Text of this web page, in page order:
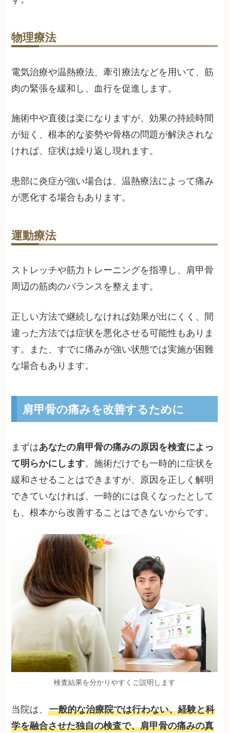
物理療法
電気治療や温熱療法、牽引療法などを用いて、筋
肉の緊張を緩和し、血行を促進します。
施術中や直後は楽になりますが、効果の持続時間
が短く、根本的な姿勢や骨格の問題が解決されな
ければ、症状は繰り返し現れます。
患部に炎症が強い場合は、温熱療法によって痛み
が悪化する場合もあります。
運動療法
ストレッチや筋力トレーニングを指導し、肩甲骨
周辺の筋肉のバランスを整えます。
正しい方法で継続しなければ効果が出にくく、間
違った方法では症状を悪化させる可能性もありま
す。また、すでに痛みが強い状態では実施が困難
な場合もあります。
肩甲骨の痛みを改善するために
まずはあなたの肩甲骨の痛みの原因を検査によっ
て明らかにします。施術だけでも一時的に症状を
緩和させることはできますが、原因を正しく解明
できていなければ、一時的には良くなったとして
も、根本から改善することはできないからです。
検査結果を分かりやすくご説明します
当院は、一般的な治療院では行わない、経験と科
学を融合させた独自の検査で、肩甲骨の痛みの真